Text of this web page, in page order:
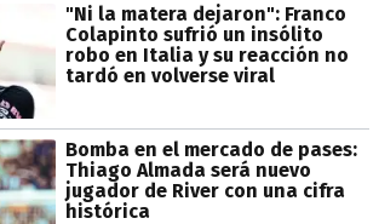
"Ni la matera dejaron": Franco
Colapinto sufrió un insólito
robo en Italia y su reacción no
tardó en volverse viral
Bomba en el mercado de pases:
Thiago Almada será nuevo
jugador de River con una cifra
histórica